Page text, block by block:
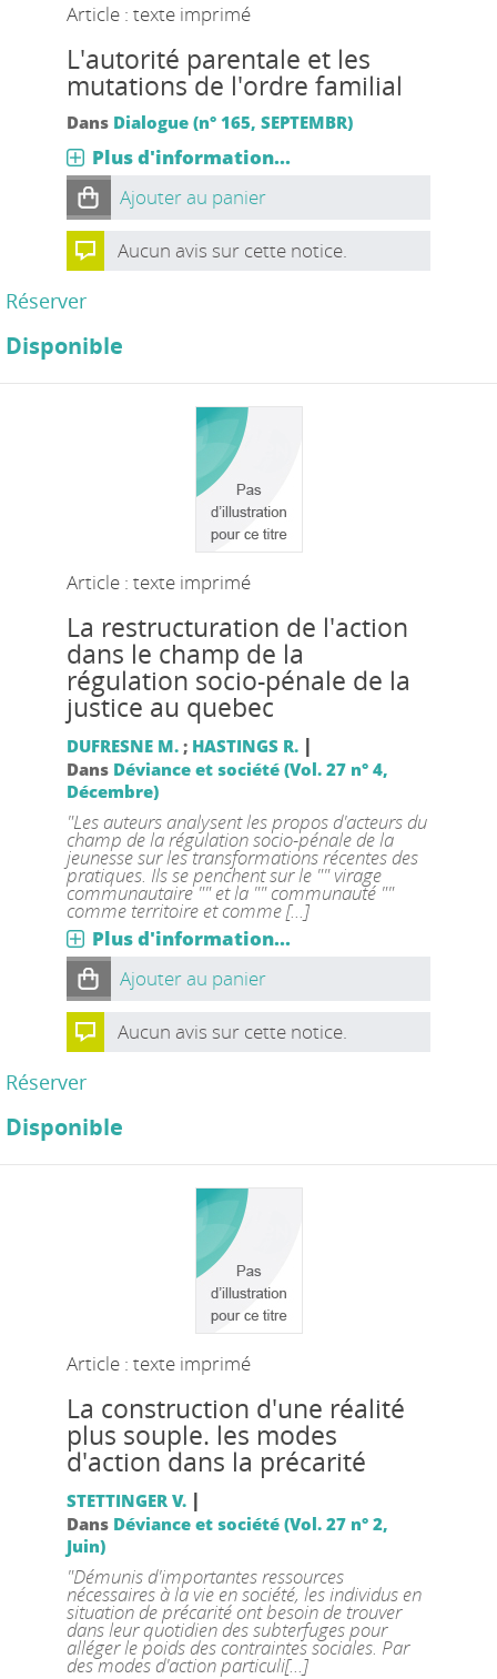
Article : texte imprimé
L'autorité parentale et les
mutations de l'ordre familial
Dans Dialogue (n° 165, SEPTEMBR)
Plus d'information...
Ajouter au panier
Aucun avis sur cette notice.
Réserver
Disponible
Article : texte imprimé
La restructuration de l'action
dans le champ de la
régulation socio-pénale de la
justice au quebec
DUFRESNE M.; HASTINGS R. |
Dans Déviance et société (Vol. 27 n° 4,
Décembre)
"Les auteurs analysent les propos d'acteurs du
champ de la régulation socio-pénale de la
jeunesse sur les transformations récentes des
pratiques. Ils se penchent sur le "" virage
communautaire "" et la "" communauté ""
comme territoire et comme [...]
Plus d'information...
Ajouter au panier
Aucun avis sur cette notice.
Réserver
Disponible
Article : texte imprimé
La construction d'une réalité
plus souple. les modes
d'action dans la précarité
STETTINGER V. |
Dans Déviance et société (Vol. 27 n° 2,
Juin)
"Démunis d'importantes ressources
nécessaires à la vie en société, les individus en
situation de précarité ont besoin de trouver
dans leur quotidien des subterfuges pour
alléger le poids des contraintes sociales. Par
des modes d'action particuli[...]